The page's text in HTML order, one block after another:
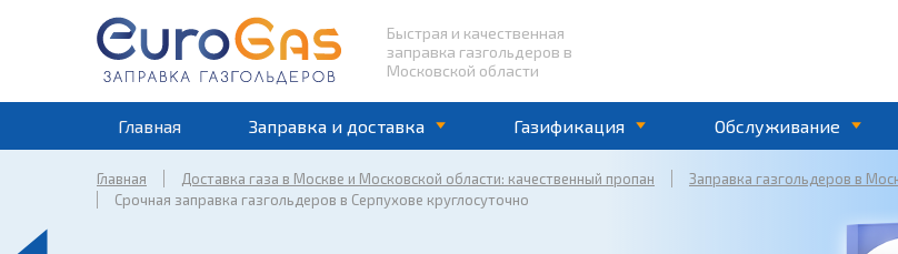
Быстрая и качественная
заправка газгольдеров в
Московской области
Главная Заправка и доставка Газификация Обслуживание
Главная Доставка газа в Москве и Московской области: качественный пропан
Заправка газгольдеров в
Срочная заправка газгольдеров в Серпухове круглосуточно